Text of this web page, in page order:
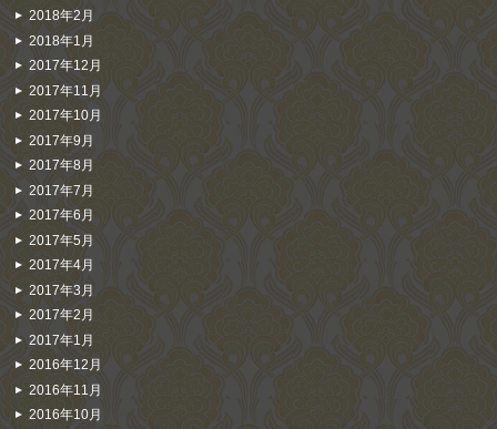
2018年2月
2018年1月
2017年12月
2017年11月
2017年10月
2017年9月
2017年8月
2017年7月
2017年6月
2017年5月
2017年4月
2017年3月
2017年2月
2017年1月
2016年12月
2016年11月
2016年10月